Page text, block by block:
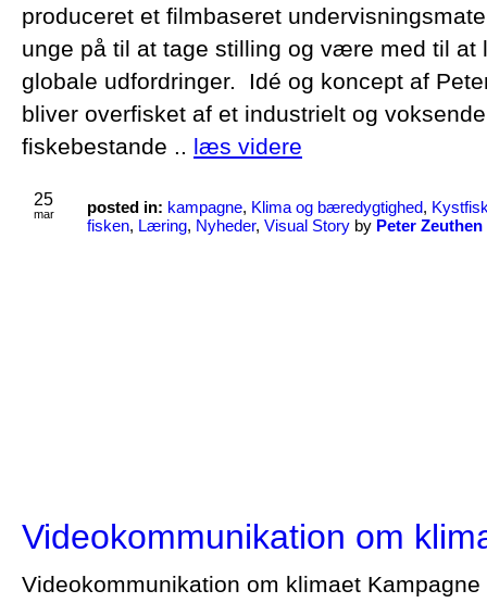
produceret et filmbaseret
unge på til at tage stilling og være med til at
globale udfordringer. Idé og koncept af
bliver overfisket af et industrielt og
fiskebestande .. læs videre
25
mar posted in: kampagne, Klima og bæredygtighed,
fisken, Læring, Nyheder, Visual Story by Peter Zeuthen
Videokommunikation om
Videokommunikation om klimaet